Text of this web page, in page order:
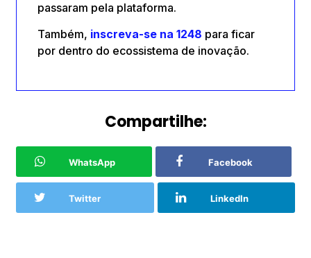
passaram pela plataforma.
Também, inscreva-se na 1248 para ficar
por dentro do ecossistema de inovação.
Compartilhe:
WhatsApp Facebook
Twitter LinkedIn